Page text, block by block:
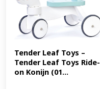
Tender Leaf Toys –
Tender Leaf Toys Ride-
on Konijn (01...